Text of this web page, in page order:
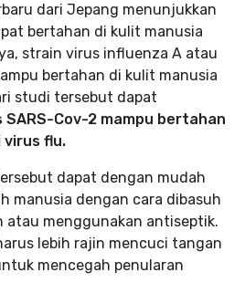
dari Jepang menunjukkan
bertahan di kulit manusia
strain virus influenza A atau
bertahan di kulit manusia
studi tersebut dapat
SARS-Cov-2 mampu bertahan
virus flu.
dapat dengan mudah
manusia dengan cara dibasuh
atau menggunakan antiseptik.
lebih rajin mencuci tangan
mencegah penularan